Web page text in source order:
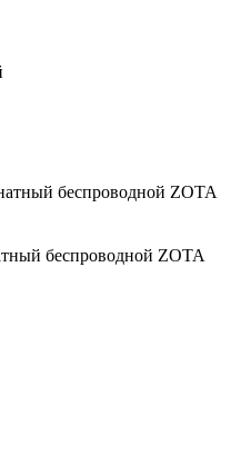
беспроводной ZOTA
беспроводной ZOTA